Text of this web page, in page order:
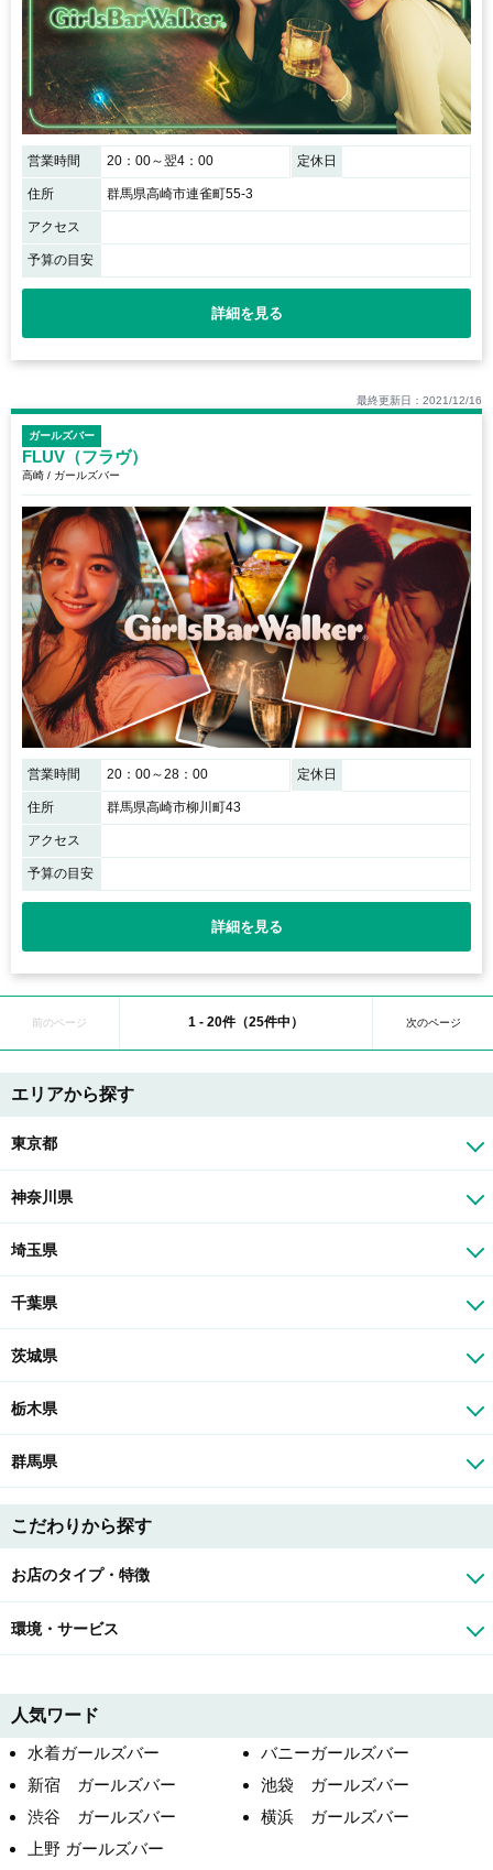
営業時間 20：00～翌4：00 定休日
住所 群馬県高崎市連雀町55-3
アクセス
予算の目安
詳細を見る
最終更新日：2021/12/16
ガールズバー
FLUV（フラヴ）
高崎 / ガールズバー
営業時間 20：00～28：00 定休日
住所 群馬県高崎市柳川町43
アクセス
予算の目安
詳細を見る
前のページ 1 - 20件（25件中） 次のページ
エリアから探す
東京都
神奈川県
埼玉県
千葉県
茨城県
栃木県
群馬県
こだわりから探す
お店のタイプ・特徴
環境・サービス
人気ワード
水着ガールズバー
バニーガールズバー
新宿 ガールズバー
池袋 ガールズバー
渋谷 ガールズバー
横浜 ガールズバー
上野 ガールズバー